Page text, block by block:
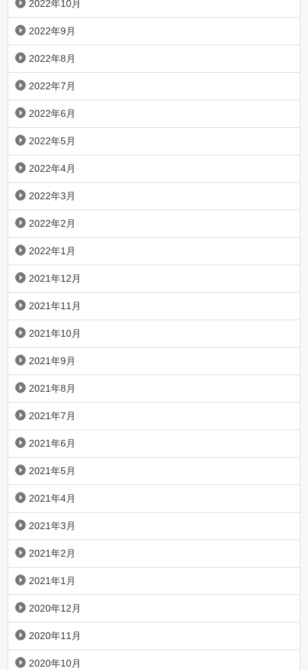
2022年10月
2022年9月
2022年8月
2022年7月
2022年6月
2022年5月
2022年4月
2022年3月
2022年2月
2022年1月
2021年12月
2021年11月
2021年10月
2021年9月
2021年8月
2021年7月
2021年6月
2021年5月
2021年4月
2021年3月
2021年2月
2021年1月
2020年12月
2020年11月
2020年10月